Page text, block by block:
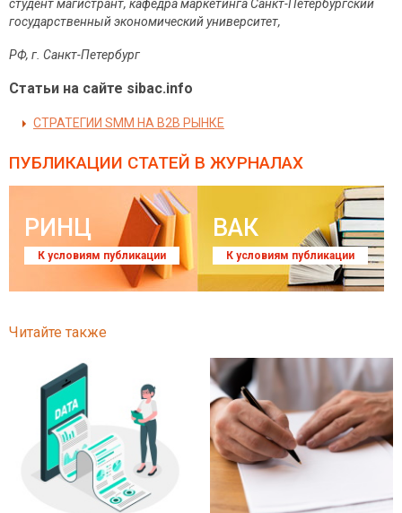
студент магистрант, кафедра маркетинга Санкт-Петербургский
государственный экономический университет,
РФ, г. Санкт-Петербург
Статьи на сайте sibac.info
СТРАТЕГИИ SMM НА B2B РЫНКЕ
ПУБЛИКАЦИИ СТАТЕЙ В ЖУРНАЛАХ
РИНЦ
К условиям публикации
ВАК
К условиям публикации
Читайте также